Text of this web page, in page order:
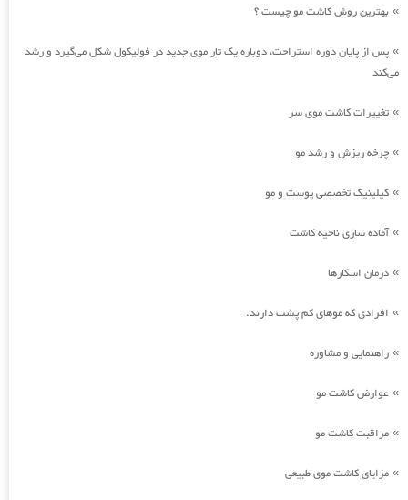
» بهترین روش کاشت مو چیست ؟
» پس از پایان دوره استراحت، دوباره یک تار موی جدید در فولیکول شکل می‌گیرد و رشد
می‌کند
» تغییرات کاشت موی سر
» چرخه ریزش و رشد مو
» کیلینیک تخصصی پوست و مو
»آماده سازی ناحیه کاشت
» درمان اسکارها
» افرادی که موهای کم پشت دارند.
» راهنمایی و مشاوره
» عوارض کاشت مو
» مراقبت کاشت مو
» مزایای کاشت موی طبیعی